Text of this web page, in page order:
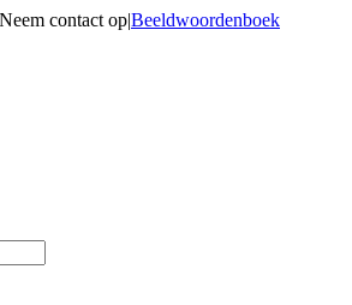
Neem contact op|Beeldwoordenboek